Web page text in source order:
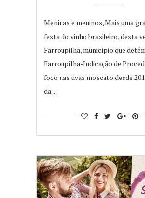
Meninas e meninos, Mais uma
festa do vinho brasileiro, desta
Farroupilha, município que
Farroupilha-Indicação de
foco nas uvas moscato desde
da…